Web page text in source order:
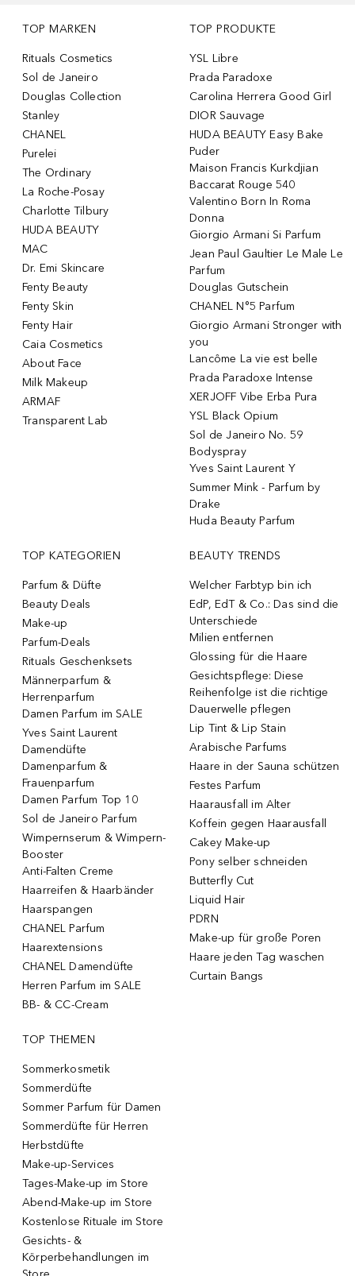
TOP MARKEN
Rituals Cosmetics
Sol de Janeiro
Douglas Collection
Stanley
CHANEL
Purelei
The Ordinary
La Roche-Posay
Charlotte Tilbury
HUDA BEAUTY
MAC
Dr. Emi Skincare
Fenty Beauty
Fenty Skin
Fenty Hair
Caia Cosmetics
About Face
Milk Makeup
ARMAF
Transparent Lab
TOP PRODUKTE
YSL Libre
Prada Paradoxe
Carolina Herrera Good Girl
DIOR Sauvage
HUDA BEAUTY Easy Bake
Puder
Maison Francis Kurkdjian
Baccarat Rouge 540
Valentino Born In Roma
Donna
Giorgio Armani Si Parfum
Jean Paul Gaultier Le Male Le
Parfum
Douglas Gutschein
CHANEL N°5 Parfum
Giorgio Armani Stronger with
you
Lancôme La vie est belle
Prada Paradoxe Intense
XERJOFF Vibe Erba Pura
YSL Black Opium
Sol de Janeiro No. 59
Bodyspray
Yves Saint Laurent Y
Summer Mink - Parfum by
Drake
Huda Beauty Parfum
TOP KATEGORIEN
Parfum & Düfte
Beauty Deals
Make-up
Parfum-Deals
Rituals Geschenksets
Männerparfum &
Herrenparfum
Damen Parfum im SALE
Yves Saint Laurent
Damendüfte
Damenparfum &
Frauenparfum
Damen Parfum Top 10
Sol de Janeiro Parfum
Wimpernserum & Wimpern-
Booster
Anti-Falten Creme
Haarreifen & Haarbänder
Haarspangen
CHANEL Parfum
Haarextensions
CHANEL Damendüfte
Herren Parfum im SALE
BB- & CC-Cream
BEAUTY TRENDS
Welcher Farbtyp bin ich
EdP, EdT & Co.: Das sind die
Unterschiede
Milien entfernen
Glossing für die Haare
Gesichtspflege: Diese
Reihenfolge ist die richtige
Dauerwelle pflegen
Lip Tint & Lip Stain
Arabische Parfums
Haare in der Sauna schützen
Festes Parfum
Haarausfall im Alter
Koffein gegen Haarausfall
Cakey Make-up
Pony selber schneiden
Butterfly Cut
Liquid Hair
PDRN
Make-up für große Poren
Haare jeden Tag waschen
Curtain Bangs
TOP THEMEN
Sommerkosmetik
Sommerdüfte
Sommer Parfum für Damen
Sommerdüfte für Herren
Herbstdüfte
Make-up-Services
Tages-Make-up im Store
Abend-Make-up im Store
Kostenlose Rituale im Store
Gesichts- &
Körperbehandlungen im